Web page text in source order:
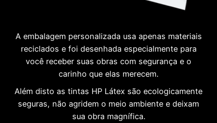
A embalagem personalizada usa apenas materiais
reciclados e foi desenhada especialmente para
você receber suas obras com segurança e o
carinho que elas merecem.
Além disto as tintas HP Látex são ecologicamente
seguras, não agridem o meio ambiente e deixam
sua obra magnífica.